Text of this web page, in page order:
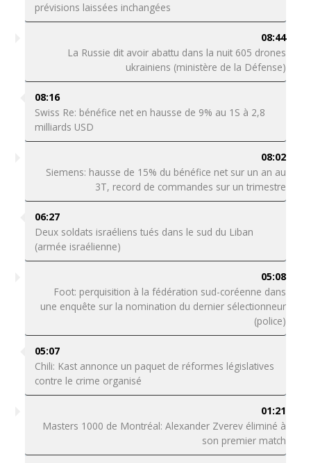
prévisions laissées inchangées
08:44
La Russie dit avoir abattu dans la nuit 605 drones
ukrainiens (ministère de la Défense)
08:16
Swiss Re: bénéfice net en hausse de 9% au 1S à 2,8
milliards USD
08:02
Siemens: hausse de 15% du bénéfice net sur un an au
3T, record de commandes sur un trimestre
06:27
Deux soldats israéliens tués dans le sud du Liban
(armée israélienne)
05:08
Foot: perquisition à la fédération sud-coréenne dans
une enquête sur la nomination du dernier sélectionneur
(police)
05:07
Chili: Kast annonce un paquet de réformes législatives
contre le crime organisé
01:21
Masters 1000 de Montréal: Alexander Zverev éliminé à
son premier match